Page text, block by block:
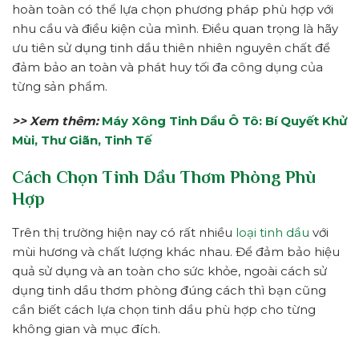
hoàn toàn có thể lựa chọn phương pháp phù hợp với
nhu cầu và điều kiện của mình. Điều quan trọng là hãy
ưu tiên sử dụng tinh dầu thiên nhiên nguyên chất để
đảm bảo an toàn và phát huy tối đa công dụng của
từng sản phẩm.
>> Xem thêm: Máy Xông Tinh Dầu Ô Tô: Bí Quyết Khử
Mùi, Thư Giãn, Tinh Tế
Cách Chọn Tinh Dầu Thơm Phòng Phù
Hợp
Trên thị trường hiện nay có rất nhiều loại tinh dầu với
mùi hương và chất lượng khác nhau. Để đảm bảo hiệu
quả sử dụng và an toàn cho sức khỏe, ngoài cách sử
dụng tinh dầu thơm phòng đúng cách thì bạn cũng
cần biết cách lựa chọn tinh dầu phù hợp cho từng
không gian và mục đích.